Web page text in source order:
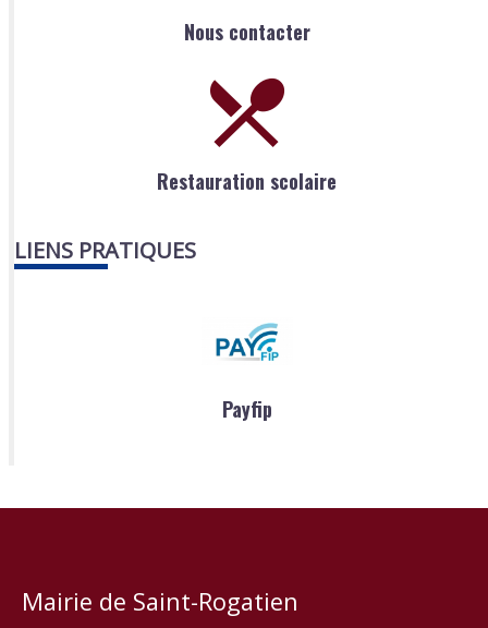
Nous contacter
Restauration scolaire
LIENS PRATIQUES
Payfip
Mairie de Saint-Rogatien